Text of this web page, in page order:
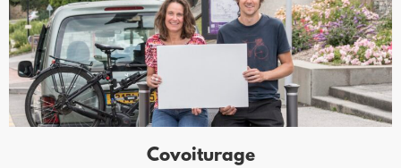
Covoiturage